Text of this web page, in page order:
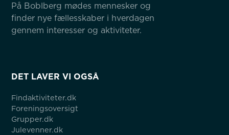
På Boblberg mødes mennesker og
finder nye fællesskaber i hverdagen
gennem interesser og aktiviteter.
DET LAVER VI OGSÅ
Findaktiviteter.dk
Foreningsoversigt
Grupper.dk
Julevenner.dk